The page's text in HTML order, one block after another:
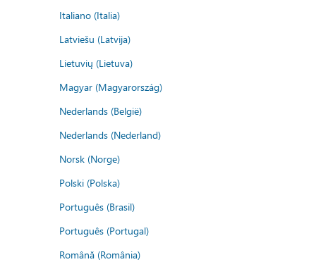
Italiano (Italia)
Latviešu (Latvija)
Lietuvių (Lietuva)
Magyar (Magyarország)
Nederlands (België)
Nederlands (Nederland)
Norsk (Norge)
Polski (Polska)
Português (Brasil)
Português (Portugal)
Română (România)